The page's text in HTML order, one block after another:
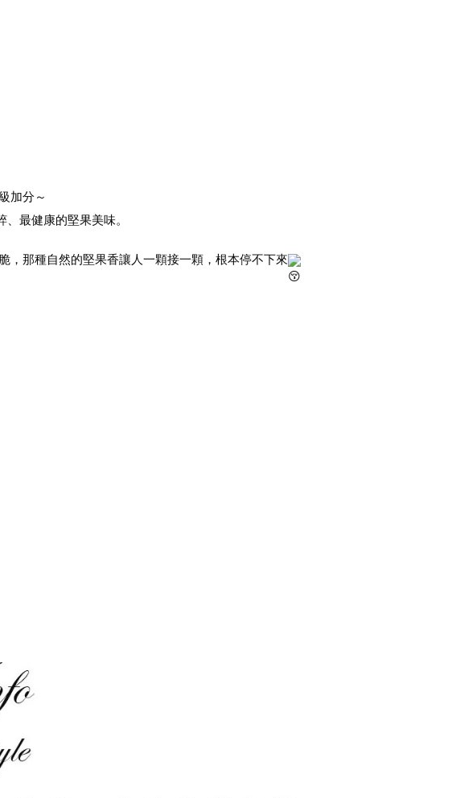
加分～
最健康的堅果美味。
，那種自然的堅果香讓人一顆接一顆，根本停不下來